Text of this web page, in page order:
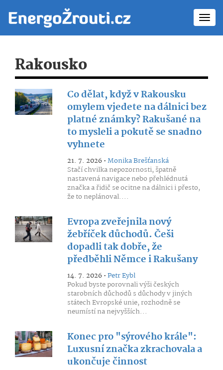
Rakousko
Co dělat, když v Rakousku
omylem vjedete na dálnici bez
platné známky? Rakušané na
to mysleli a pokutě se snadno
vyhnete
21. 7. 2026 •Monika Brešťanská
Stačí chvilka nepozornosti, špatně
nastavená navigace nebo přehlédnutá
značka a řidič se ocitne na dálnici i přesto,
že to neplánoval....
Evropa zveřejnila nový
žebříček důchodů. Češi
dopadli tak dobře, že
předběhli Němce i Rakušany
14. 7. 2026 •Petr Eybl
Pokud byste porovnali výši českých
starobních důchodů s důchody v jiných
státech Evropské unie, rozhodně se
neumístí na nejvyšších...
Konec pro "sýrového krále":
Luxusní značka zkrachovala a
ukončuje činnost